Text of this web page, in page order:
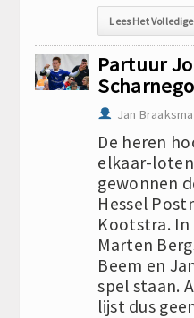
Lees Het
Partuur
Jan Braaksma
De heren
elkaar-
gewonnen
Hessel
Kootstra.
Marten
Beem en
spel staan.
lijst dus